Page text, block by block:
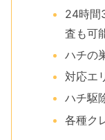
24時間
査も可
ハチの
対応エ
ハチ駆
各種ク